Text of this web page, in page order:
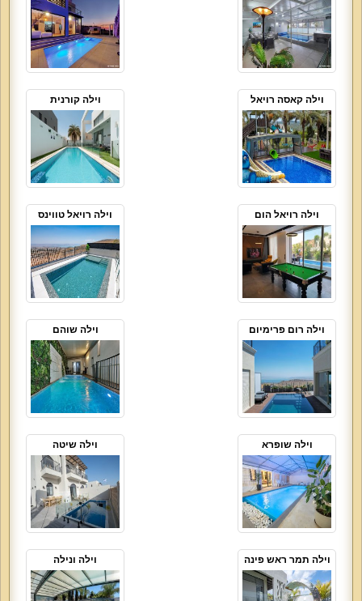
וילה קאסה רויאל וילה קורנית
וילה רויאל הום וילה רויאל טווינס
וילה רום פרימיום וילה שוהם
וילה שופרא וילה שיטה
וילה תמר ראש פינה וילה ונילה